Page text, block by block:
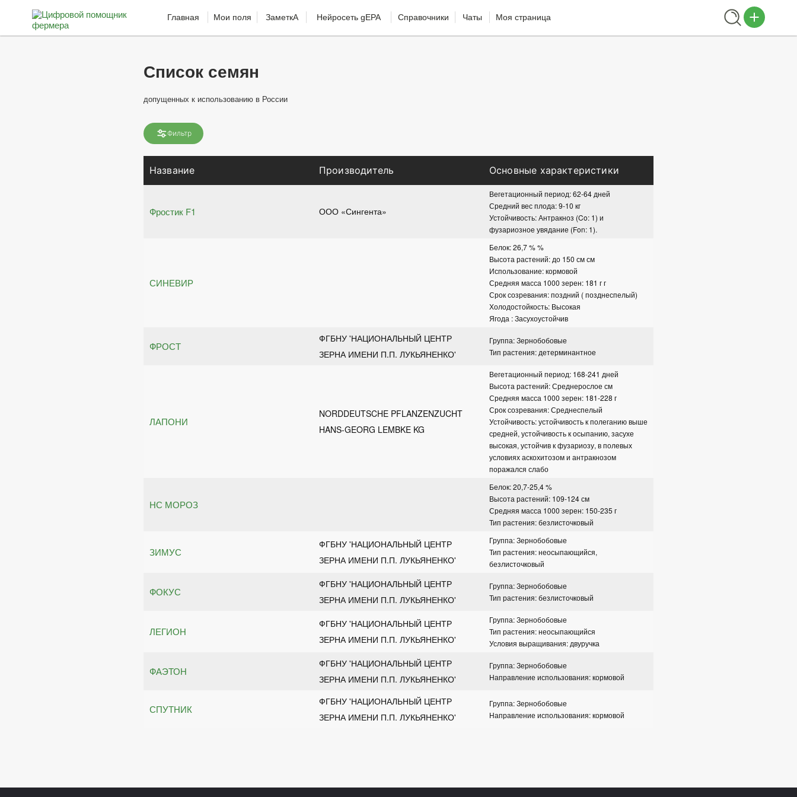
Главная Мои поля ЗаметкА Нейросеть gEPA Справочники Чаты Моя страница
Список семян
допущенных к использованию в России
Фильтр
Название Производитель Основные характеристики
Фростик F1 ООО «Сингента»
Вегетационный период: 62-64 дней
Средний вес плода: 9-10 кг
Устойчивость: Антракноз (Co: 1) и
фузариозное увядание (Fon: 1).
СИНЕВИР
Белок: 26,7 % %
Высота растений: до 150 см см
Использование: кормовой
Средняя масса 1000 зерен: 181 г г
Срок созревания: поздний ( позднеспелый)
Холодостойкость: Высокая
Ягода : Засухоустойчив
ФРОСТ
ФГБНУ 'НАЦИОНАЛЬНЫЙ ЦЕНТР
ЗЕРНА ИМЕНИ П.П. ЛУКЬЯНЕНКО'
Группа: Зернобобовые
Тип растения: детерминантное
ЛАПОНИ
NORDDEUTSCHE PFLANZENZUCHT
HANS-GEORG LEMBKE KG
Вегетационный период: 168-241 дней
Высота растений: Среднерослое см
Средняя масса 1000 зерен: 181-228 г
Срок созревания: Среднеспелый
Устойчивость: устойчивость к полеганию выше
средней, устойчивость к осыпанию, засухе
высокая, устойчив к фузариозу, в полевых
условиях аскохитозом и антракнозом
поражался слабо
НС МОРОЗ
Белок: 20,7-25,4 %
Высота растений: 109-124 см
Средняя масса 1000 зерен: 150-235 г
Тип растения: безлисточковый
ЗИМУС
ФГБНУ 'НАЦИОНАЛЬНЫЙ ЦЕНТР
ЗЕРНА ИМЕНИ П.П. ЛУКЬЯНЕНКО'
Группа: Зернобобовые
Тип растения: неосыпающийся,
безлисточковый
ФОКУС
ФГБНУ 'НАЦИОНАЛЬНЫЙ ЦЕНТР
ЗЕРНА ИМЕНИ П.П. ЛУКЬЯНЕНКО'
Группа: Зернобобовые
Тип растения: безлисточковый
ЛЕГИОН
ФГБНУ 'НАЦИОНАЛЬНЫЙ ЦЕНТР
ЗЕРНА ИМЕНИ П.П. ЛУКЬЯНЕНКО'
Группа: Зернобобовые
Тип растения: неосыпающийся
Условия выращивания: двуручка
ФАЭТОН
ФГБНУ 'НАЦИОНАЛЬНЫЙ ЦЕНТР
ЗЕРНА ИМЕНИ П.П. ЛУКЬЯНЕНКО'
Группа: Зернобобовые
Направление использования: кормовой
СПУТНИК
ФГБНУ 'НАЦИОНАЛЬНЫЙ ЦЕНТР
ЗЕРНА ИМЕНИ П.П. ЛУКЬЯНЕНКО'
Группа: Зернобобовые
Направление использования: кормовой